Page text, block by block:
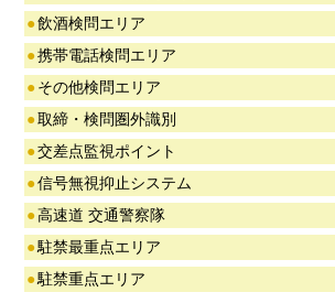
●飲酒検問エリア
●携帯電話検問エリア
●その他検問エリア
●取締・検問圏外識別
●交差点監視ポイント
●信号無視抑止システム
●高速道 交通警察隊
●駐禁最重点エリア
●駐禁重点エリア